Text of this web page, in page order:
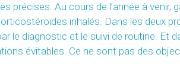
Au cours de l’année à venir,
inhalés. Dans les deux
le diagnostic et le suivi de routine. Et
évitables. Ce ne sont pas des